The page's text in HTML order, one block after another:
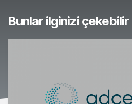
Bunlar ilginizi çekebilir